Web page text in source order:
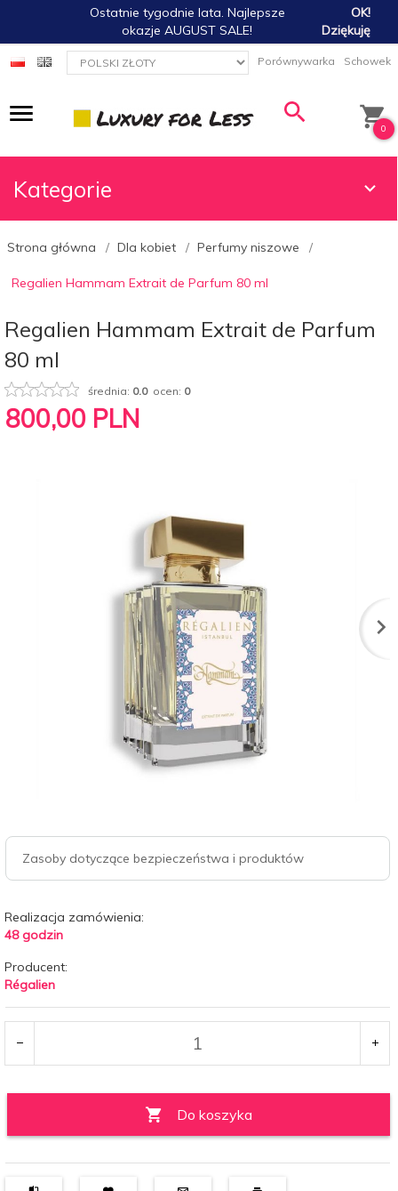
Ostatnie tygodnie lata. Najlepsze
okazje AUGUST SALE!
OK!
Dziękuję
currency_h Porównywarka Schowek
0
Kategorie
Strona główna Dla kobiet Perfumy niszowe
Regalien Hammam Extrait de Parfum 80 ml
Regalien Hammam Extrait de Parfum
80 ml
średnia: 0.0ocen: 0
800,00 PLN
Zasoby dotyczące bezpieczeństwa i produktów
Realizacja zamówienia:
48 godzin
Producent:
Régalien
Do koszyka